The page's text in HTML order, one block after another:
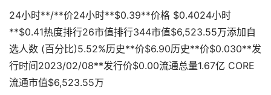
24小时**/**价24小时**$0.39**价格 $0.4024小时
**$0.41热度排行26市值排行344市值$6,523.55万添加自
选人数 (百分比)5.52%历史**价$6.90历史**价$0.030**发
行时间2023/02/08**发行价$0.00流通总量1.67亿 CORE
流通市值$6,523.55万